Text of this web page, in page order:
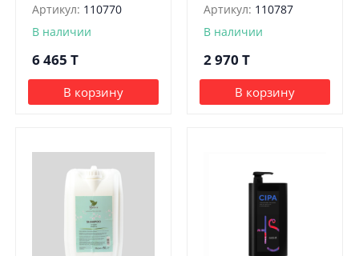
Артикул: 110770
В наличии
6 465 T
В корзину
Артикул: 110787
В наличии
2 970 T
В корзину